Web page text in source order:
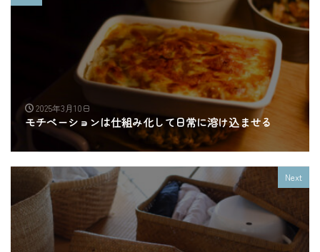
2025年3月10日
モチベーションは仕組み化して日常に溶け込ませる
Next